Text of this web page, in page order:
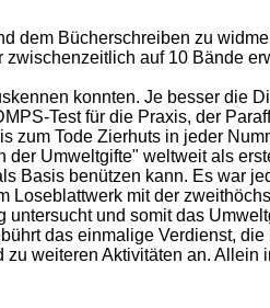
dem Bücherschreiben zu
auf 10 Bände
konnten. Je besser die
Test für die Praxis, der
Tode Zierhuts in jeder
Umweltgifte" weltweit als
Basis benützen kann. Es war
mit der
und somit das
das einmalige Verdienst,
weiteren Aktivitäten an.